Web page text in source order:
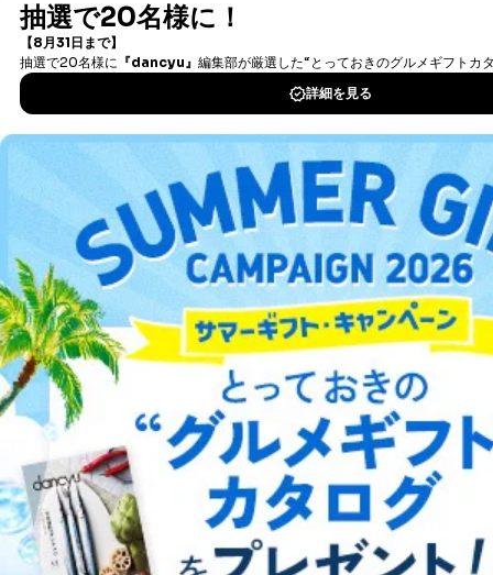
7
SNS公式アカウン
トに登録された方
の個人情報
お問い合わせ対応、トラブル対
質向上のため
その他当社のプライバシーポリシ
ー等にて公表する利用目的達成の
ータ（開示対象個人情報）の利用目的であり、下記4.の
開示等のご請求に対応させていただきます。
なお、6、7については、パートナー（提携企業）様又は
各SNS運営会社様にご請求いただきますようお願い致し
ます。
３．個人情報の第三者提供について
当社は、取得した個人情報を適切に管理し､あらかじめ
本人の同意を得ることなく第三者に提供することはあり
ません。ただし、次の場合は除きます。
法令に基づく場合
人の生命､身体または財産の保護のために必要がある
場合であって、本人の同意を得ることが困難であると
き。
公衆衛生の向上または児童の健全な育成の推進のため
に特に必要がある場合であって、本人の同意を得るこ
とが困難である場合。
国の機関もしくは地方公共団体またはその委託を受け
書籍）が無料で読み放題！
DOWNLOAD FOR IOS
DOWNLOAD FOR ANDROID
ご利用方法はこちら
総合案内
アフィリエイト 採用情報
プレスリリース お問い合わせ
利用規約プライバシーポリシー 特定商取引法に基づく表示
出版社の皆様へ
投資家の皆様へサイトマップ